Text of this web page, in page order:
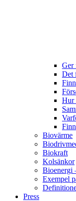
Ger
Det
Hur
Biovärme
Biokraft
Kolsänkor
Bioenergi
Exempel
Press